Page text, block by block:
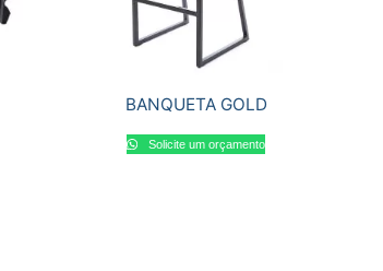
BANQUETA GOLD
Solicite um orçamento